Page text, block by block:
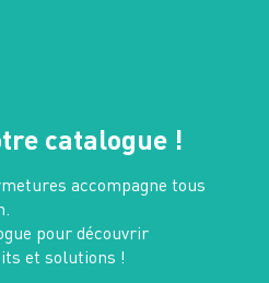
catalogue !
accompagne tous
pour découvrir
et solutions !